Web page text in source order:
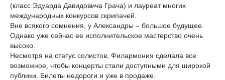
(класс Эдуарда Давидовича Грача) и лауреат многих
международных конкурсов скрипачей.
Вне всякого сомнения, у Александры – большое будущее.
Однако уже сейчас ее исполнительское мастерство очень
высоко.
Несмотря на статус солистов, Филармония сделала все
возможное, чтобы концерты стали доступными для широкой
публики. Билеты недороги и уже в продаже.